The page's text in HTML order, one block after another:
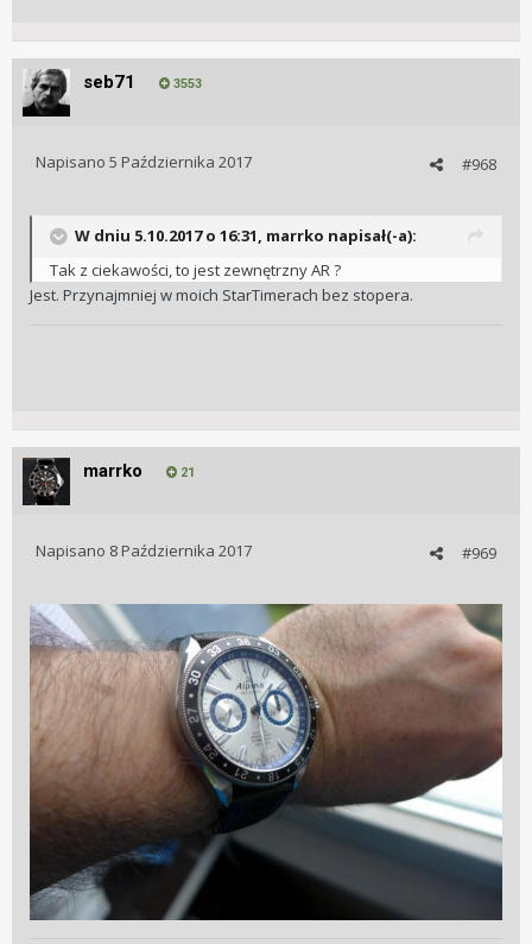
seb71 3553
#968
Napisano 5 Października 2017
W dniu 5.10.2017 o 16:31, marrko napisał(-a):
Tak z ciekawości, to jest zewnętrzny AR ?
Jest. Przynajmniej w moich StarTimerach bez stopera.
marrko 21
#969
Napisano 8 Października 2017